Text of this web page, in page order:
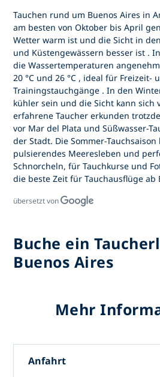
Tauchen rund um Buenos Aires in
am besten vonOktober bis April
Wetter warm ist und die Sicht in
und Küstengewässern besser ist .
die Wassertemperaturen
20 °C und 26 °C , ideal für Freizeit-
Trainingstauchgänge . In den
kühler sein und die Sicht kann sich
erfahrene Taucher erkunden
vor Mar del Plata undSüßwasser-
der Stadt. DieSommer-Tauchsaison
pulsierendes Meeresleben und
Schnorcheln, für Tauchkurse und
die beste Zeit für Tauchausflüge ab
übersetzt von
Buche ein
Buenos Aires
Mehr
Anfahrt